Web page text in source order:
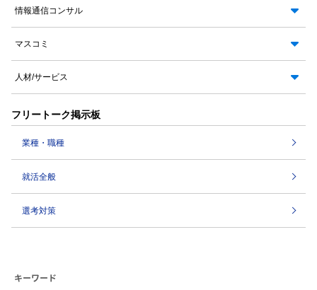
情報通信コンサル
マスコミ
人材/サービス
フリートーク掲示板
業種・職種
就活全般
選考対策
キーワード